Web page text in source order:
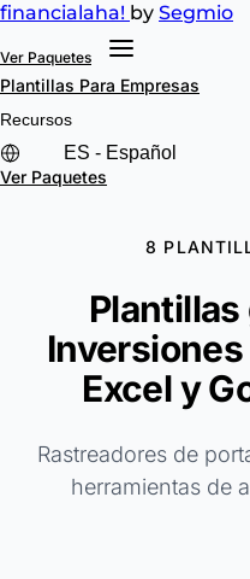
financialaha! by Segmio
Ver Paquetes
Plantillas Para Empresas
Recursos
Ver Paquetes
8
Excel y
Rastreadores de
herramientas de